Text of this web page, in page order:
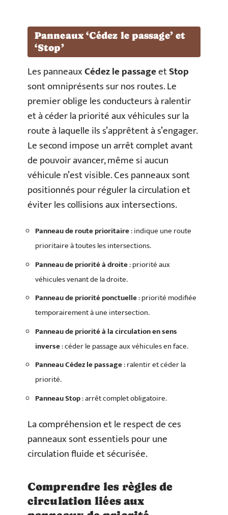
Panneaux ‘Cédez le passage’ et
‘Stop’
Les panneauxCédez le passageetStop
sont omniprésents sur nos routes. Le
premier oblige les conducteurs à ralentir
et à céder la priorité aux véhicules sur la
route à laquelle ils s’apprêtent à s’engager.
Le second impose un arrêt complet avant
de pouvoir avancer, même si aucun
véhicule n’est visible. Ces panneaux sont
positionnés pour réguler la circulation et
éviter les collisions aux intersections.
Panneau de route prioritaire: indique une route
prioritaire à toutes les intersections.
Panneau de priorité à droite: priorité aux
véhicules venant de la droite.
Panneau de priorité ponctuelle: priorité modifiée
temporairement à une intersection.
Panneau de priorité à la circulation en sens
inverse: céder le passage aux véhicules en face.
Panneau Cédez le passage: ralentir et céder la
priorité.
Panneau Stop: arrêt complet obligatoire.
La compréhension et le respect de ces
panneaux sont essentiels pour une
circulation fluide et sécurisée.
Comprendre les règles de
circulation liées aux